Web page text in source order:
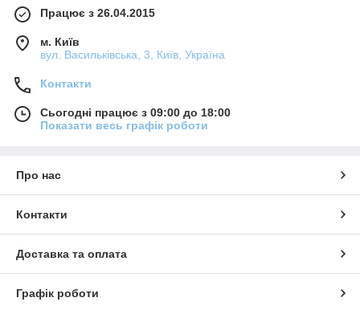
Працює з 26.04.2015
м. Київ
вул. Васильківська, 3, Київ, Україна
Контакти
Сьогодні працює з 09:00 до 18:00
Показати весь графік роботи
Про нас
Контакти
Доставка та оплата
Графік роботи